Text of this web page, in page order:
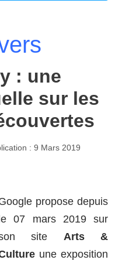
: une
sur les
: 9 Mars 2019
propose depuis
07 mars 2019 sur
site Arts &
une exposition